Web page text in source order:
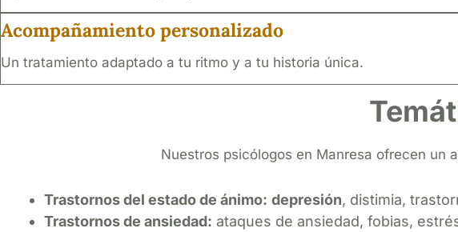
Acompañamiento personalizado
Un tratamiento adaptado a tu ritmo y a tu historia única.
Nuestros psicólogos en Manresa ofrecen un
Trastornos del estado de ánimo: depresión, distimia,
Trastornos de ansiedad: ataques de ansiedad, fobias,